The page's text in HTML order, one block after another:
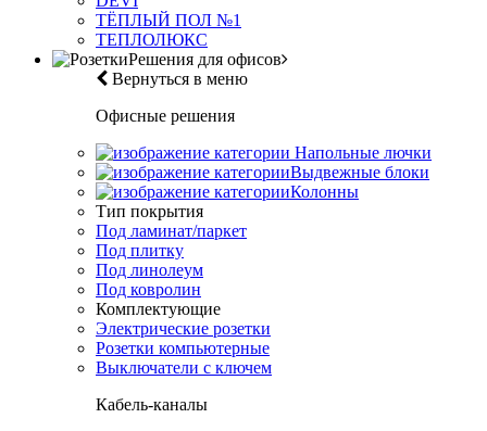
ТЁПЛЫЙ ПОЛ №1
ТЕПЛОЛЮКС
Решения для офисов
Вернуться в меню
Офисные решения
Напольные лючки
Выдвежные блоки
Колонны
Тип покрытия
Под ламинат/паркет
Под плитку
Под линолеум
Под ковролин
Комплектующие
Электрические розетки
Розетки компьютерные
Выключатели с ключем
Кабель-каналы